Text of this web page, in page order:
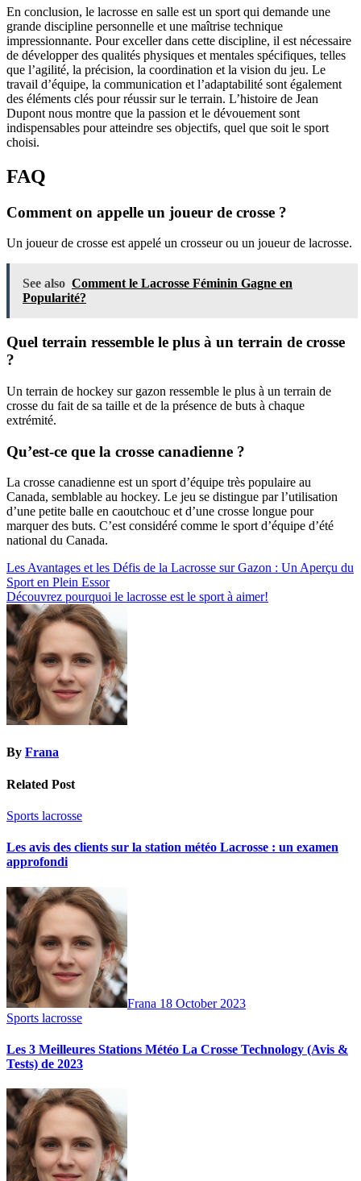
En conclusion, le lacrosse en salle est un sport qui demande une
grande discipline personnelle et une maîtrise technique
impressionnante. Pour exceller dans cette discipline, il est nécessaire
de développer des qualités physiques et mentales spécifiques, telles
que l’agilité, la précision, la coordination et la vision du jeu. Le
travail d’équipe, la communication et l’adaptabilité sont également
des éléments clés pour réussir sur le terrain. L’histoire de Jean
Dupont nous montre que la passion et le dévouement sont
indispensables pour atteindre ses objectifs, quel que soit le sport
choisi.
FAQ
Comment on appelle un joueur de crosse ?
Un joueur de crosse est appelé un crosseur ou un joueur de lacrosse.
See also Comment le Lacrosse Féminin Gagne en
Popularité?
Quel terrain ressemble le plus à un terrain de crosse
?
Un terrain de hockey sur gazon ressemble le plus à un terrain de
crosse du fait de sa taille et de la présence de buts à chaque
extrémité.
Qu’est-ce que la crosse canadienne ?
La crosse canadienne est un sport d’équipe très populaire au
Canada, semblable au hockey. Le jeu se distingue par l’utilisation
d’une petite balle en caoutchouc et d’une crosse longue pour
marquer des buts. C’est considéré comme le sport d’équipe d’été
national du Canada.
Post
navigation
Les Avantages et les Défis de la Lacrosse sur Gazon : Un Aperçu du
Sport en Plein Essor
Découvrez pourquoi le lacrosse est le sport à aimer!
By Frana
Related Post
Sports lacrosse
Les avis des clients sur la station météo Lacrosse : un examen
approfondi
Frana 18 October 2023
Sports lacrosse
Les 3 Meilleures Stations Météo La Crosse Technology (Avis &
Tests) de 2023